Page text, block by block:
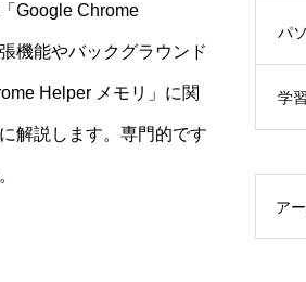
Google Chrome
機能やバックグラウンド
Helper メモリ」に関
解説します。専門的です
パ
学習
ア